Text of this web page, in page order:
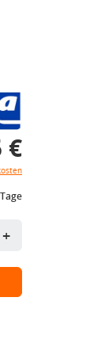
€
+